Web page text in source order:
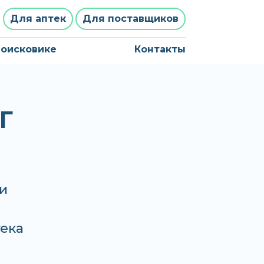
Для аптек Для поставщиков
Контакты